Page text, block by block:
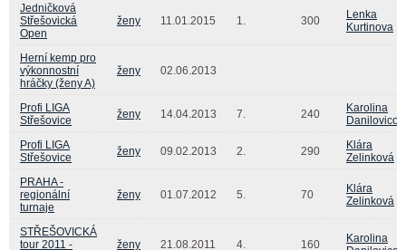
Jedničková
Střešovická
Open
ženy 11.01.2015 1. 300
Lenka
Kurtinova
Herní kemp pro
výkonnostní
hráčky (ženy A)
ženy 02.06.2013
Profi LIGA
Střešovice
ženy 14.04.2013 7. 240
Karolina
Profi LIGA
Střešovice
ženy 09.02.2013 2. 290
Klára
Zelinková
PRAHA -
regionální
turnaje
ženy 01.07.2012 5. 70
Klára
Zelinková
STŘEŠOVICKÁ
tour 2011 -
ženy 21.08.2011 4. 160
Karolina